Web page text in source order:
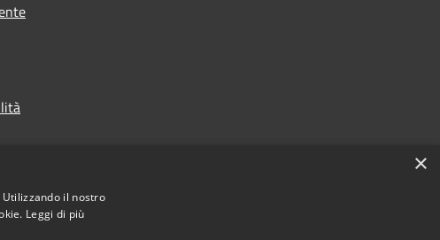
×
il nostro
Leggi di più